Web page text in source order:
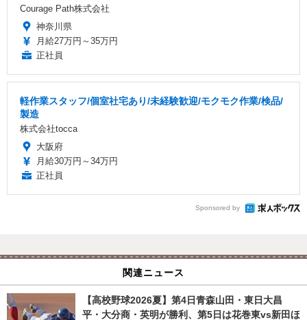
Courage Path株式会社
神奈川県
月給27万円～35万円
正社員
軽作業スタッフ/個室社宅あり/未経験歓迎/モクモク作業/検品/
製造
株式会社tocca
大阪府
月給30万円～34万円
正社員
Sponsored by
関連ニュース
【高校野球2026夏】第4日青森山田・東日大昌
平・大分商・英明が勝利、第5日は花巻東vs新田ほ